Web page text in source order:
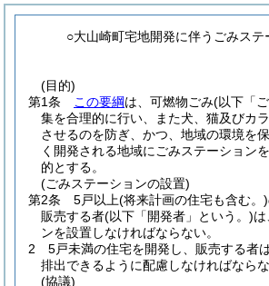
○大山崎町宅地開発に伴うごみステ
(目的)
第1条
この要綱は、可燃物ごみ(以下「
集を合理的に行い、また犬、猫及びカ
させるのを防ぎ、かつ、地域の環境を
く開発される地域にごみステーション
的とする。
(ごみステーションの設置)
第2条
5戸以上(将来計画の住宅も含む。)
販売する者(以下「開発者」という。)
ンを設置しなければならない。
2
5戸未満の住宅を開発し、販売する者
排出できるように配慮しなければならな
(協議)